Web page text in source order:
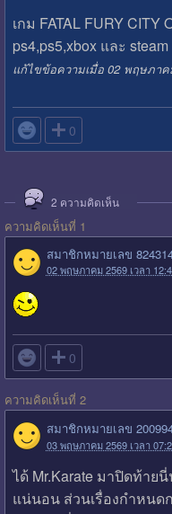
เกม FATAL FURY CITY
ps4,ps5,xbox และ steam
แก้ไขข้อความเมื่อ 02 พฤษภาค
 0
2 ความคิดเห็น
ความคิดเห็นที่ 1
สมาชิกหมายเลข
02 พฤษภาคม 2569 เวลา
 0
ความคิดเห็นที่ 2
สมาชิกหมายเลข
03 พฤษภาคม 2569 เวลา
ได้ Mr.Karate มาปิดท้าย
แน่นอน ส่วนเรื่องกำหนด